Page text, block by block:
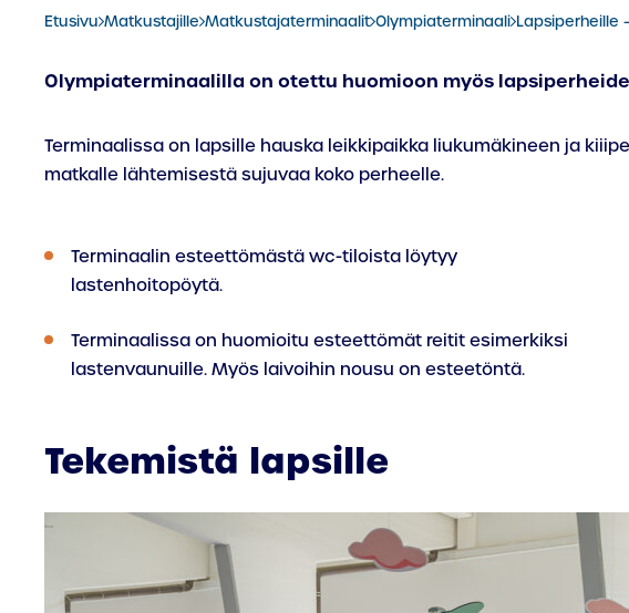
Etusivu Matkustajille Matkustajaterminaalit Olympiaterminaali Lapsiperheille
Olympiaterminaalilla on otettu huomioon myös
Terminaalissa on lapsille hauska leikkipaikka liukumäkineen ja
matkalle lähtemisestä sujuvaa koko perheelle.
Terminaalin esteettömästä wc-tiloista löytyy
lastenhoitopöytä.
Terminaalissa on huomioitu esteettömät reitit esimerkiksi
lastenvaunuille. Myös laivoihin nousu on esteetöntä.
Tekemistä lapsille